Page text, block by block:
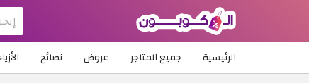
الرئيسية جميع المتاجر عروض نصائح